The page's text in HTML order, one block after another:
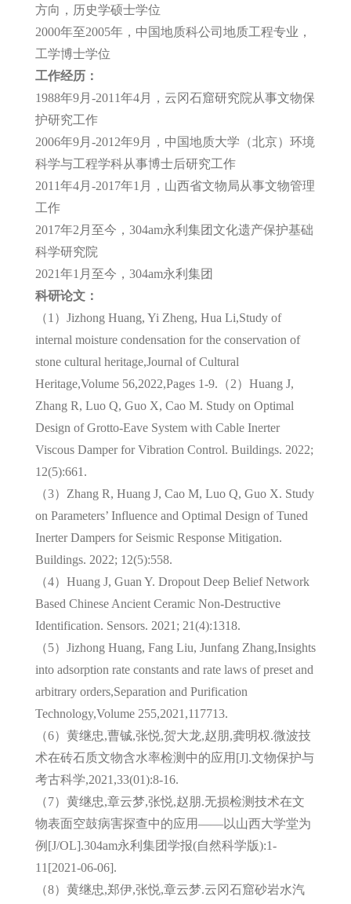
方向，历史学硕士学位
2000年至2005年，中国地质科公司地质工程专业，
工学博士学位
工作经历：
1988年9月-2011年4月，云冈石窟研究院从事文物保
护研究工作
2006年9月-2012年9月，中国地质大学（北京）环境
科学与工程学科从事博士后研究工作
2011年4月-2017年1月，山西省文物局从事文物管理
工作
2017年2月至今，304am永利集团文化遗产保护基础
科学研究院
2021年1月至今，304am永利集团
科研论文：
（1）Jizhong Huang, Yi Zheng, Hua Li,Study of
internal moisture condensation for the conservation of
stone cultural heritage,Journal of Cultural
Heritage,Volume 56,2022,Pages 1-9.（2）Huang J,
Zhang R, Luo Q, Guo X, Cao M. Study on Optimal
Design of Grotto-Eave System with Cable Inerter
Viscous Damper for Vibration Control. Buildings. 2022;
12(5):661.
（3）Zhang R, Huang J, Cao M, Luo Q, Guo X. Study
on Parameters’ Influence and Optimal Design of Tuned
Inerter Dampers for Seismic Response Mitigation.
Buildings. 2022; 12(5):558.
（4）Huang J, Guan Y. Dropout Deep Belief Network
Based Chinese Ancient Ceramic Non-Destructive
Identification. Sensors. 2021; 21(4):1318.
（5）Jizhong Huang, Fang Liu, Junfang Zhang,Insights
into adsorption rate constants and rate laws of preset and
arbitrary orders,Separation and Purification
Technology,Volume 255,2021,117713.
（6）黄继忠,曹铖,张悦,贺大龙,赵朋,龚明权.微波技
术在砖石质文物含水率检测中的应用[J].文物保护与
考古科学,2021,33(01):8-16.
（7）黄继忠,章云梦,张悦,赵朋.无损检测技术在文
物表面空鼓病害探查中的应用——以山西大学堂为
例[J/OL].304am永利集团学报(自然科学版):1-
11[2021-06-06].
（8）黄继忠,郑伊,张悦,章云梦.云冈石窟砂岩水汽